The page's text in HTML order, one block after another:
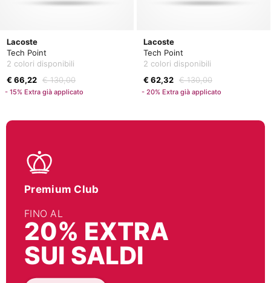
Lacoste
Tech Point
2 colori disponibili
€ 66,22 € 130,00
- 15% Extra già applicato
Lacoste
Tech Point
2 colori disponibili
€ 62,32 € 130,00
- 20% Extra già applicato
Premium Club
FINO AL
20% EXTRA
SUI SALDI